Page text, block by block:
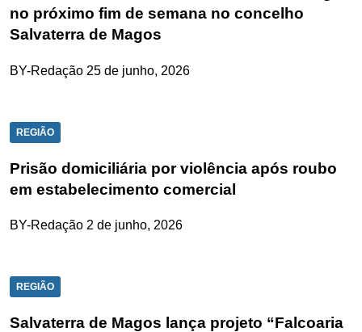
no próximo fim de semana no concelho
Salvaterra de Magos
BY-Redação 25 de junho, 2026
REGIÃO
Prisão domiciliária por violência após roubo
em estabelecimento comercial
BY-Redação 2 de junho, 2026
REGIÃO
Salvaterra de Magos lança projeto “Falcoaria